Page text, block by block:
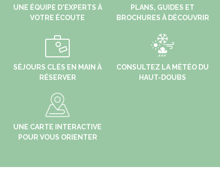
UNE ÉQUIPE D'EXPERTS À
VOTRE ÉCOUTE
PLANS, GUIDES ET
BROCHURES À DÉCOUVRIR
SÉJOURS CLÉS EN MAIN À
RÉSERVER
CONSULTEZ LA MÉTÉO DU
HAUT-DOUBS
UNE CARTE INTERACTIVE
POUR VOUS ORIENTER